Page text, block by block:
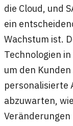
die Cloud, und
ein
Wachstum ist.
Technologien
um den
personalisierte
abzuwarten,